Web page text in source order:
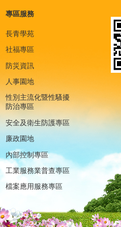
專區服務
長青學苑
社福專區
防災資訊
人事園地
性別主流化暨性騷擾
防治專區
安全及衛生防護專區
廉政園地
內部控制專區
工業服務業普查專區
檔案應用服務專區